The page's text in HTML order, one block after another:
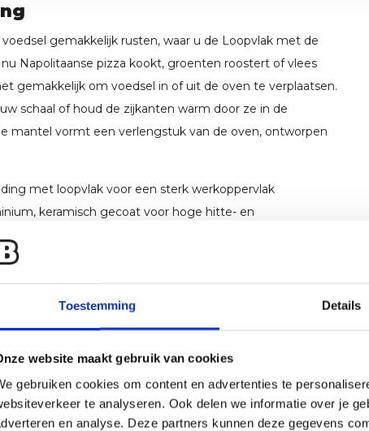
Toestemming Details
website maakt gebruik van cookies
gebruiken cookies om content en advertenties te
te analyseren. Ook delen we informatie over je
en analyse. Deze partners kunnen deze gegevens
gemakkelijk rusten, waar u de Loopvlak met de
nu Napolitaanse pizza kookt, groenten roostert of vlees
gemakkelijk om voedsel in of uit de oven te verplaatsen.
schaal of houd de zijkanten warm door ze in de
mantel vormt een verlengstuk van de oven, ontworpen
met loopvlak voor een sterk werkoppervlak
keramisch gecoat voor hoge hitte- en
0 reviews
over dit product..